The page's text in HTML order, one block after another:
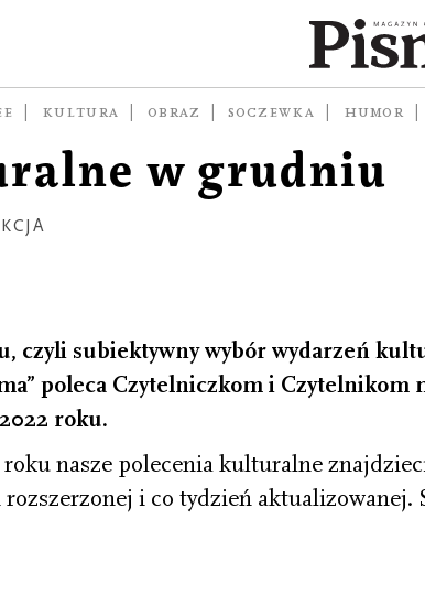
KULTURA OBRAZ SOCZEWKA HUMOR
w grudniu
czyli subiektywny wybór wydarzeń
poleca Czytelniczkom i Czytelnikom
roku.
roku nasze polecenia kulturalne
rozszerzonej i co tydzień aktualizowanej.